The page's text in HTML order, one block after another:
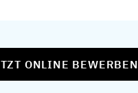
ONLINE BEWERBEN